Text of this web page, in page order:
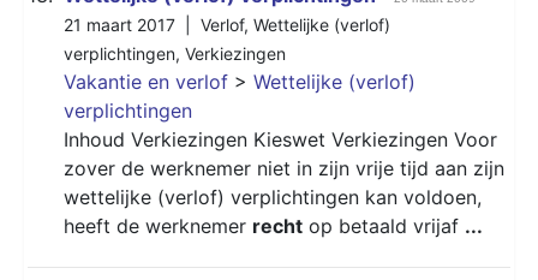
21 maart 2017 | Verlof, Wettelijke (verlof)
verplichtingen, Verkiezingen
Vakantie en verlof > Wettelijke (verlof)
verplichtingen
Inhoud Verkiezingen Kieswet Verkiezingen Voor
zover de werknemer niet in zijn vrije tijd aan zijn
wettelijke (verlof) verplichtingen kan voldoen,
heeft de werknemer recht op betaald vrijaf ...